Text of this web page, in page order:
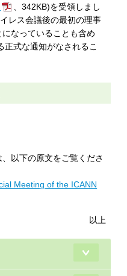
、342KB)を受領しまし
レス会議後の最初の理事
なっていることも含め
正式な通知がなされるこ
以下の原文をご覧くださ
Meeting of the ICANN
以上